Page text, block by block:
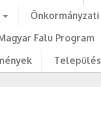
Falu Program